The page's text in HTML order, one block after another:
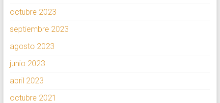
octubre 2023
septiembre 2023
agosto 2023
junio 2023
abril 2023
octubre 2021